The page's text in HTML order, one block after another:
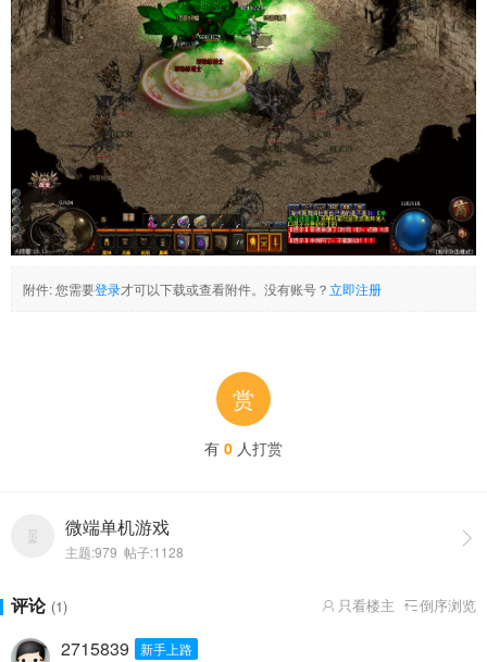
附件:您需要登录才可以下载或查看附件。没有账号？立即注册
赏
有 0 人打赏

微端单机游戏
主题:979 帖子:1128
 只看楼主 倒序浏览
评论 (1)
2715839 新手上路